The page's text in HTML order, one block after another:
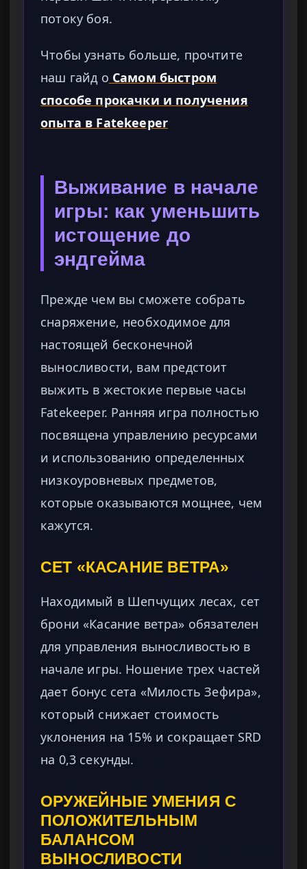
потоку боя.
Чтобы узнать больше, прочтите
наш гайд о Самом быстром
способе прокачки и получения
опыта в Fatekeeper
Выживание в начале
игры: как уменьшить
истощение до
эндгейма
Прежде чем вы сможете собрать
снаряжение, необходимое для
настоящей бесконечной
выносливости, вам предстоит
выжить в жестокие первые часы
Fatekeeper. Ранняя игра полностью
посвящена управлению ресурсами
и использованию определенных
низкоуровневых предметов,
которые оказываются мощнее, чем
кажутся.
СЕТ «КАСАНИЕ ВЕТРА»
Находимый в Шепчущих лесах, сет
брони «Касание ветра» обязателен
для управления выносливостью в
начале игры. Ношение трех частей
дает бонус сета «Милость Зефира»,
который снижает стоимость
уклонения на 15% и сокращает SRD
на 0,3 секунды.
ОРУЖЕЙНЫЕ УМЕНИЯ С
ПОЛОЖИТЕЛЬНЫМ
БАЛАНСОМ
ВЫНОСЛИВОСТИ